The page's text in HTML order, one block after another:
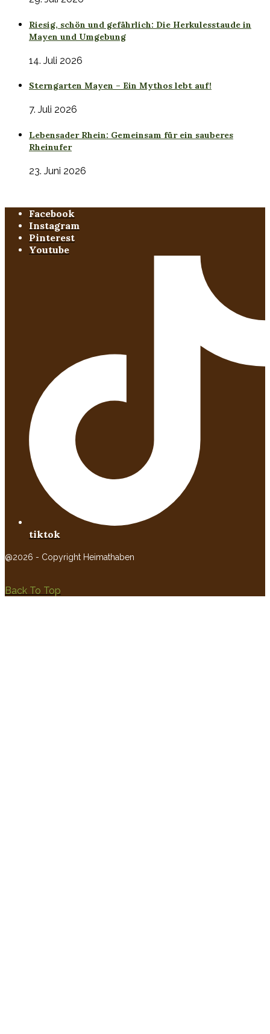
Riesig, schön und gefährlich: Die Herkulesstaude in
Mayen und Umgebung
14. Juli 2026
Sterngarten Mayen – Ein Mythos lebt auf!
7. Juli 2026
Lebensader Rhein: Gemeinsam für ein sauberes
Rheinufer
23. Juni 2026
Facebook
Instagram
Pinterest
Youtube
tiktok
@2026 - Copyright Heimathaben
Back To Top